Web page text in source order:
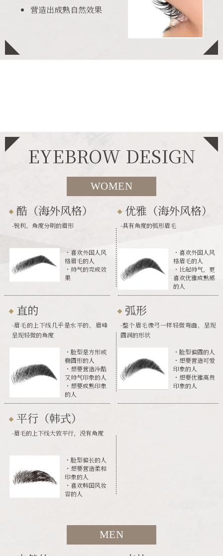
营造出成熟自然效果
EYEBROW DESIGN
WOMEN
酷（海外风格）
-锐利、角度分明的眉形
・喜欢外国人风
格眉毛的人
・帅气的完成效
果
优雅（海外风格）
-具有角度的弧形眉毛
・喜欢外国人风
格眉毛的人
・比起帅气，更
喜欢优雅成熟感
的人
直的
-眉毛的上下线几乎是水平的，眉峰
呈现轻微的角度
・脸型是方形或
椭圆形的人
・想要营造冷酷
又帅气印象的人
・想要成熟印象
的人
弧形
-整个眉毛像弓一样轻微弯曲，呈现
圆润的形状
・脸型偏圆的人
・想要营造可爱
印象的人
・想要优雅高贵
印象的人
平行（韩式）
-眉毛的上下线大致平行，没有角度
・脸型偏长的人
・想要营造柔和
印象的人
・喜欢韩国风妆
容的人
MEN